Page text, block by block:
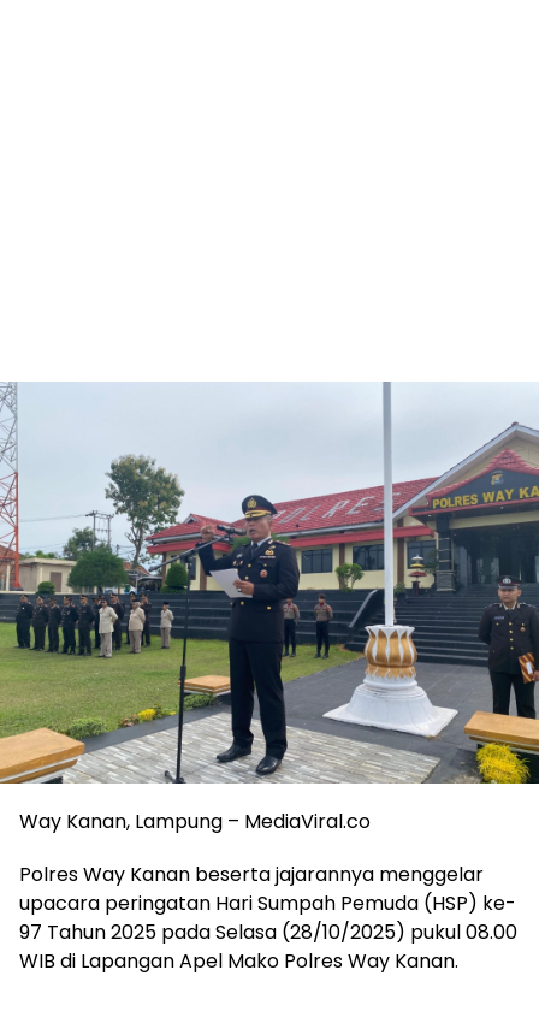
Way Kanan, Lampung – MediaViral.co
Polres Way Kanan beserta jajarannya menggelar
upacara peringatan Hari Sumpah Pemuda (HSP) ke-
97 Tahun 2025 pada Selasa (28/10/2025) pukul 08.00
WIB di Lapangan Apel Mako Polres Way Kanan.